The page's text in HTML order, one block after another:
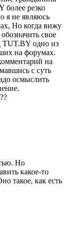
более резко
я не являюсь
Но когда вижу
свое
TUT.BY одно из
на форумах.
на
с суть
осмыслить
Но
какое-то
такое, как есть